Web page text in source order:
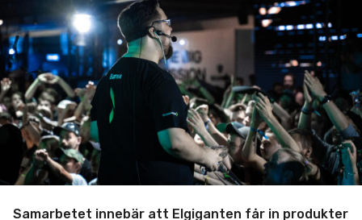
i
n
Samarbetet innebär att Elgiganten får in produkter